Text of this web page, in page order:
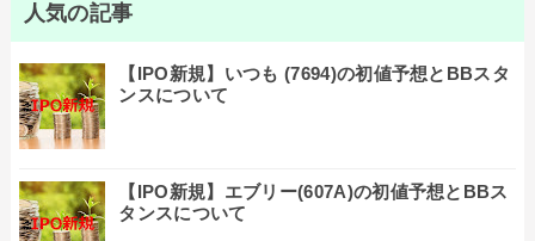
人気の記事
【IPO新規】いつも (7694)の初値予想とBBスタ
ンスについて
【IPO新規】エブリー(607A)の初値予想とBBス
タンスについて